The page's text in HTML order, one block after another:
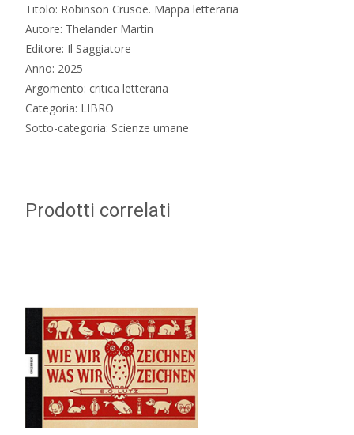
Titolo: Robinson Crusoe. Mappa letteraria
Autore: Thelander Martin
Editore: Il Saggiatore
Anno: 2025
Argomento: critica letteraria
Categoria: LIBRO
Sotto-categoria: Scienze umane
Prodotti correlati